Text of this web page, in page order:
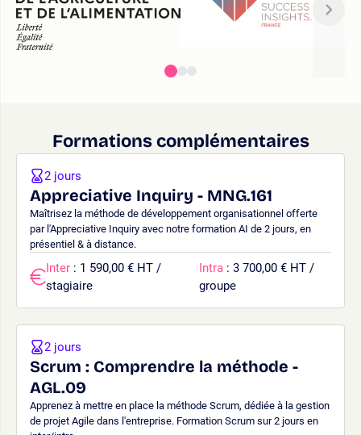
Formations complémentaires
Appreciative Inquiry - MNG.161
Maîtrisez la méthode de développement organisationnel offerte
par l'Appreciative Inquiry avec notre formation AI de 2 jours, en
présentiel & à distance.
2 jours
Inter : 1 590,00 € HT /
stagiaire
Intra : 3 700,00 € HT /
groupe
Scrum : Comprendre la méthode -
AGL.09
Apprenez à mettre en place la méthode Scrum, dédiée à la gestion
de projet Agile dans l'entreprise. Formation Scrum sur 2 jours en
2 jours